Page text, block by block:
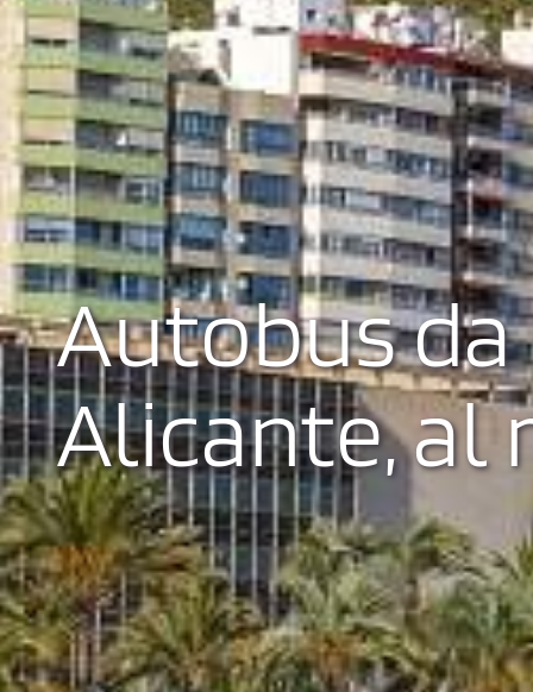
Autobus da
Alicante, al